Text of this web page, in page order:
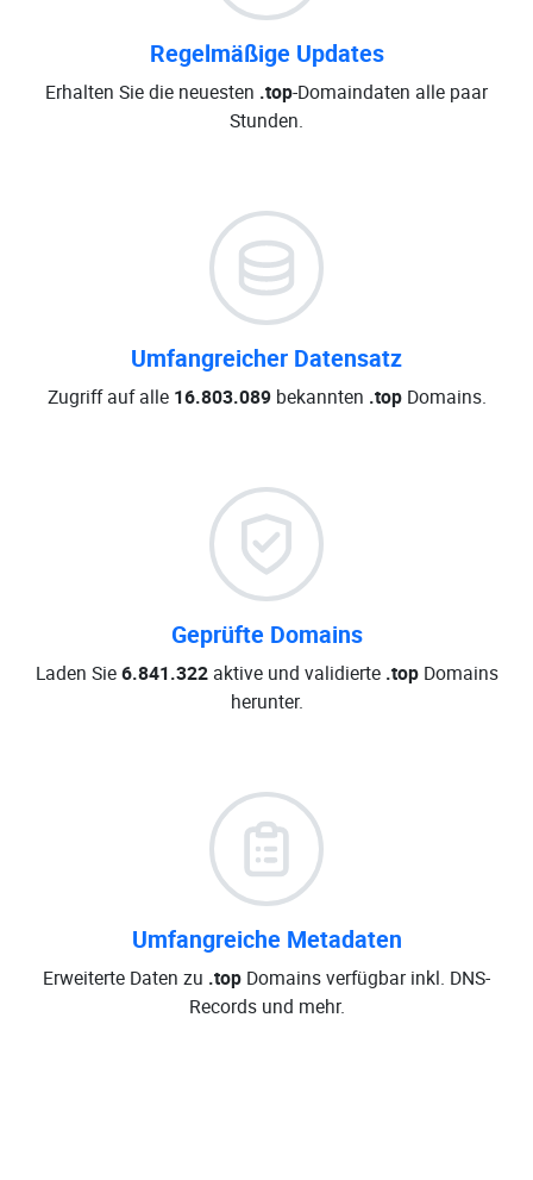
Regelmäßige Updates
Erhalten Sie die neuesten .top-Domaindaten alle paar
Stunden.
Umfangreicher Datensatz
Zugriff auf alle 16.803.089bekannten .topDomains.
Geprüfte Domains
Laden Sie6.841.322aktive und validierte .topDomains
herunter.
Umfangreiche Metadaten
Erweiterte Daten zu .top Domains verfügbar inkl. DNS-
Records und mehr.